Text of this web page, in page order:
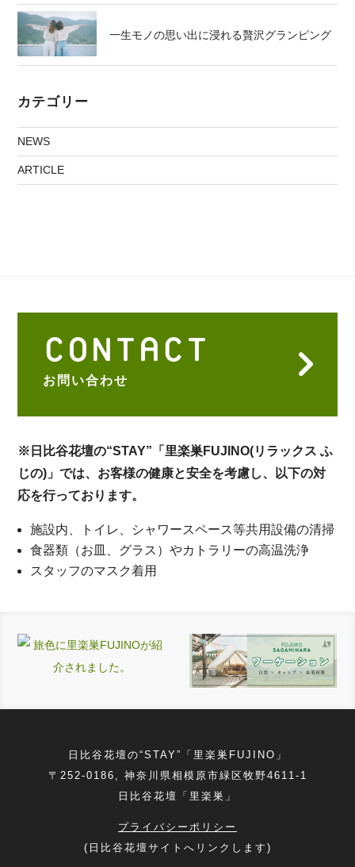
一生モノの思い出に浸れる贅沢グランピング
カテゴリー
NEWS
ARTICLE
CONTACT
お問い合わせ
※日比谷花壇の“STAY”「里楽巣FUJINO(リラックス ふ
じの)」では、お客様の健康と安全を考慮し、以下の対
応を行っております。
施設内、トイレ、シャワースペース等共用設備の清掃
食器類（お皿、グラス）やカトラリーの高温洗浄
スタッフのマスク着用
日比谷花壇の“STAY”「里楽巣FUJINO」
〒252-0186, 神奈川県相模原市緑区牧野4611‐1
日比谷花壇「里楽巣」
プライバシーポリシー
(日比谷花壇サイトへリンクします)